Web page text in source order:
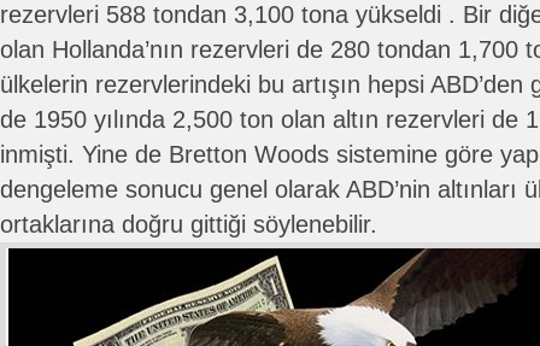
rezervleri 588 tondan 3,100 tona yükseldi . Bir
olan Hollanda’nın rezervleri de 280 tondan 1,700
ülkelerin rezervlerindeki bu artışın hepsi ABD’den
de 1950 yılında 2,500 ton olan altın rezervleri de
inmişti. Yine de Bretton Woods sistemine göre
dengeleme sonucu genel olarak ABD’nin altınları
ortaklarına doğru gittiği söylenebilir.